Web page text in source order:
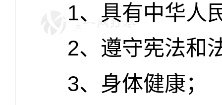
1、具有中华人
2、遵守宪法和
3、身体健康；